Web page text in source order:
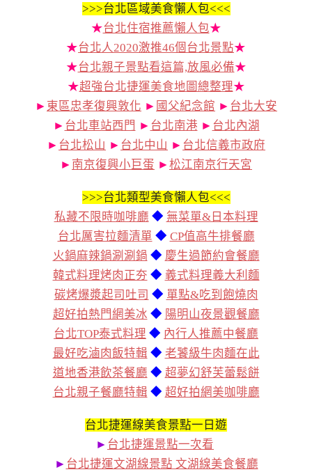
>>>台北區域美食懶人包<<<
★台北住宿推薦懶人包★
★台北人2020激推46個台北景點★
★台北親子景點看這篇,放風必備★
★超強台北捷運美食地圖總整理★
► 東區忠孝復興敦化 ► 國父紀念館 ► 台北大安
► 台北車站西門 ► 台北南港 ► 台北內湖
► 台北松山 ► 台北中山 ► 台北信義市政府
► 南京復興小巨蛋 ► 松江南京行天宮
>>>台北類型美食懶人包<<<
私藏不限時咖啡廳 ◆ 無菜單&日本料理
台北厲害拉麵清單 ◆ CP值高牛排餐廳
火鍋麻辣鍋涮涮鍋 ◆ 慶生過節約會餐廳
韓式料理烤肉正夯 ◆ 義式料理義大利麵
碳烤爆漿起司吐司 ◆ 單點&吃到飽燒肉
超好拍熱門網美冰 ◆ 陽明山夜景觀餐廳
台北TOP泰式料理 ◆ 內行人推薦中餐廳
最好吃滷肉飯特輯 ◆ 老饕級牛肉麵在此
道地香港飲茶餐廳 ◆ 超夢幻舒芙蕾鬆餅
台北親子餐廳特輯 ◆ 超好拍網美咖啡廳
台北捷運線美食景點一日遊
► 台北捷運景點一次看
► 台北捷運文湖線景點 文湖線美食餐廳